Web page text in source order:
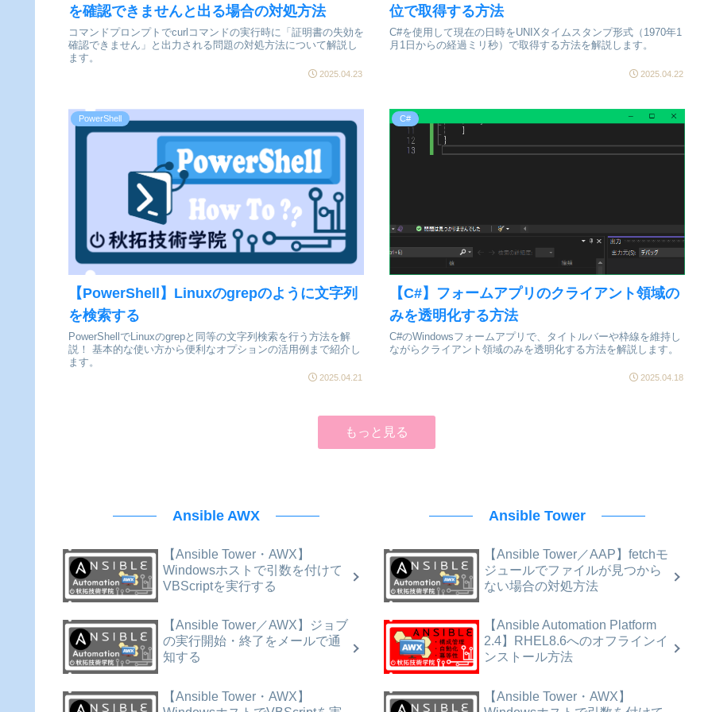
を確認できませんと出る場合の対処方法
コマンドプロンプトでcurlコマンドの実行時に「証明書の失効を
確認できません」と出力される問題の対処方法について解説し
ます。
2025.04.23
位で取得する方法
C#を使用して現在の日時をUNIXタイムスタンプ形式（1970年1
月1日からの経過ミリ秒）で取得する方法を解説します。
2025.04.22
PowerShell
【PowerShell】Linuxのgrepのように文字列
を検索する
PowerShellでLinuxのgrepと同等の文字列検索を行う方法を解
説！ 基本的な使い方から便利なオプションの活用例まで紹介し
ます。
2025.04.21
C#
【C#】フォームアプリのクライアント領域の
みを透明化する方法
C#のWindowsフォームアプリで、タイトルバーや枠線を維持し
ながらクライアント領域のみを透明化する方法を解説します。
2025.04.18
もっと見る
Ansible AWX
【Ansible Tower・AWX】
Windowsホストで引数を付けて
VBScriptを実行する
【Ansible Tower／AWX】ジョブ
の実行開始・終了をメールで通
知する
【Ansible Tower・AWX】
Ansible Tower
【Ansible Tower／AAP】fetchモ
ジュールでファイルが見つから
ない場合の対処方法
【Ansible Automation Platform
2.4】RHEL8.6へのオフラインイ
ンストール方法
【Ansible Tower・AWX】